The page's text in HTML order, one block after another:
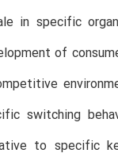
in specific
of
switching
to specific